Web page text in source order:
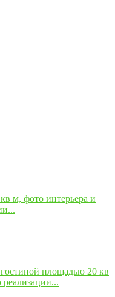
м, фото интерьера и
площадью 20 кв